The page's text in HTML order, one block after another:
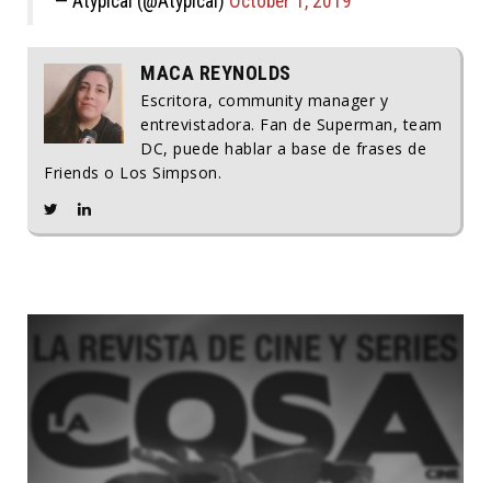
MACA REYNOLDS
Escritora, community manager y
entrevistadora. Fan de Superman, team
DC, puede hablar a base de frases de
Friends o Los Simpson.